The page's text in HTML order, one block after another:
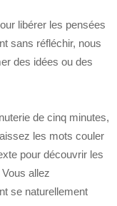
libérer les pensées
sans réfléchir, nous
des idées ou des
de cinq minutes,
les mots couler
pour découvrir les
allez
se naturellement